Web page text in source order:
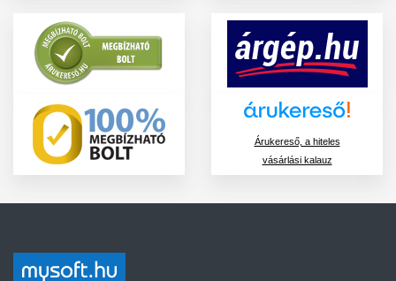
Árukereső, a hiteles
vásárlási kalauz